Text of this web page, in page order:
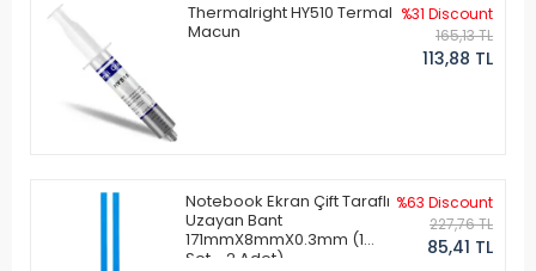
Thermalright HY510 Termal
Macun
%31 Discount
165,13 TL
113,88 TL
Notebook Ekran Çift Taraflı
Uzayan Bant
171mmX8mmX0.3mm (1
Set - 2 Adet)
%63 Discount
227,76 TL
85,41 TL